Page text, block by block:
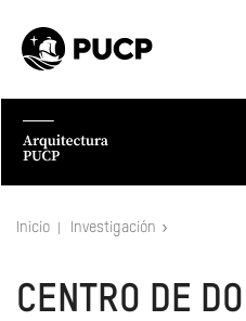
Inicio Investigación
CENTRO DE